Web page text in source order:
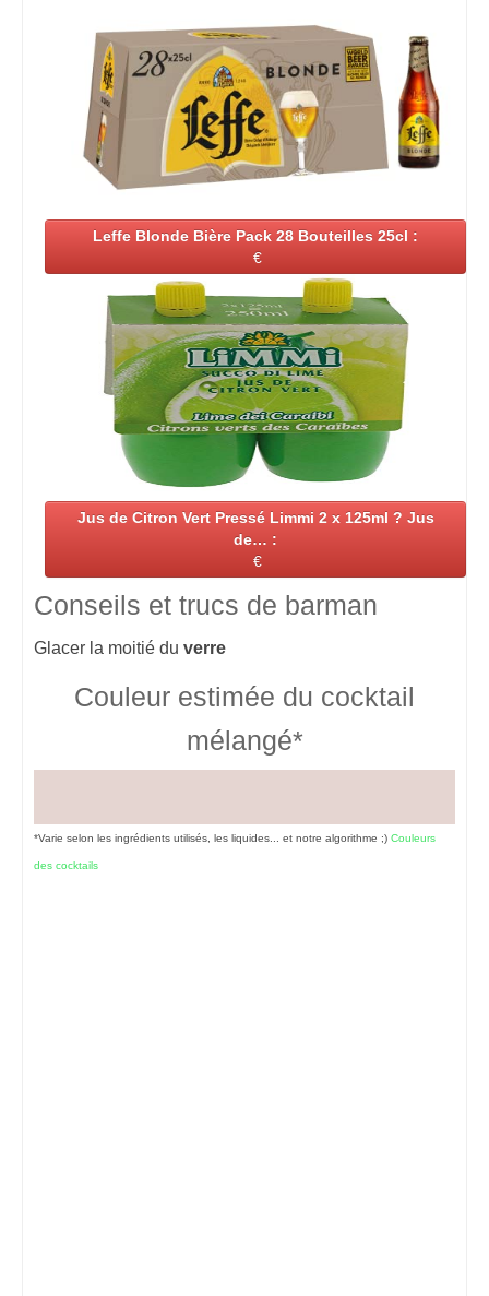
Leffe Blonde Bière Pack 28 Bouteilles 25cl :
€
Jus de Citron Vert Pressé Limmi 2 x 125ml ? Jus
de… :
€
Conseils et trucs de barman
Glacer la moitié du verre
Couleur estimée du cocktail
mélangé*
*Varie selon les ingrédients utilisés, les liquides... et notre algorithme ;) Couleurs
des cocktails